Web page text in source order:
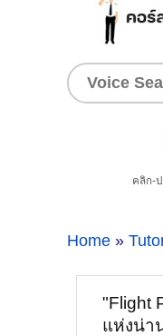
คลิก-
Home »
"Flight
แห่งน่า